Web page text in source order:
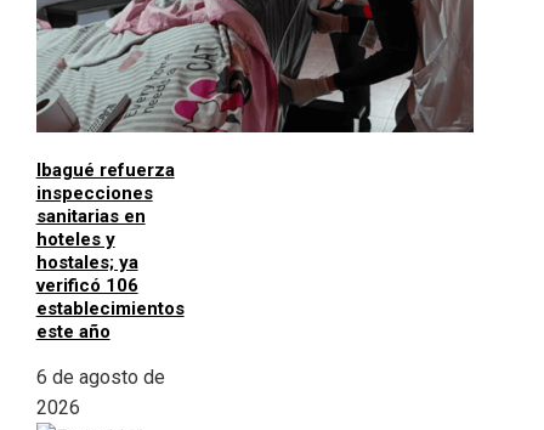
Ibagué refuerza
inspecciones
sanitarias en
hoteles y
hostales; ya
verificó 106
establecimientos
este año
6 de agosto de
2026